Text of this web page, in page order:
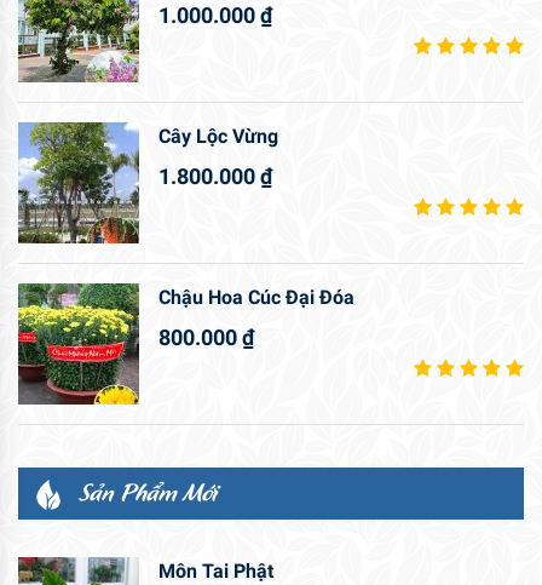
1.000.000₫
Cây Lộc Vừng
1.800.000₫
Chậu Hoa Cúc Đại Đóa
800.000₫
Sản Phẩm Mới
Môn Tai Phật